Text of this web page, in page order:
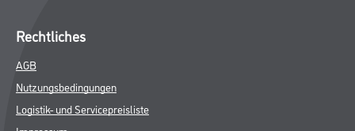
Rechtliches
AGB
Nutzungsbedingungen
Logistik- und Servicepreisliste